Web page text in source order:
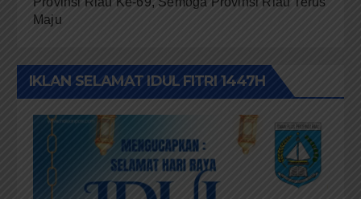
Maju
IKLAN SELAMAT IDUL FITRI 1447H